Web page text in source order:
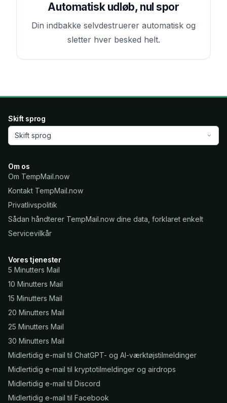
Automatisk udløb, nul spor
Din indbakke selvdestruerer automatisk og
sletter hver besked helt.
Skift sprog
Skift sprog
Om os
Om TempMail.now
Kontakt TempMail.now
Privatlivspolitik
Sådan håndterer TempMail.now dine data, forklaret enkelt
Servicevilkår
Vores tjenester
5 Minutters Mail
10 Minutters Mail
15 Minutters Mail
20 Minutters Mail
25 Minutters Mail
30 Minutters Mail
Midlertidig e-mail til ChatGPT- og AI-værktøjstilmeldinger
Midlertidig e-mail til kryptotilmeldinger og airdrops
Midlertidig e-mail til Discord
Midlertidig e-mail til Facebook